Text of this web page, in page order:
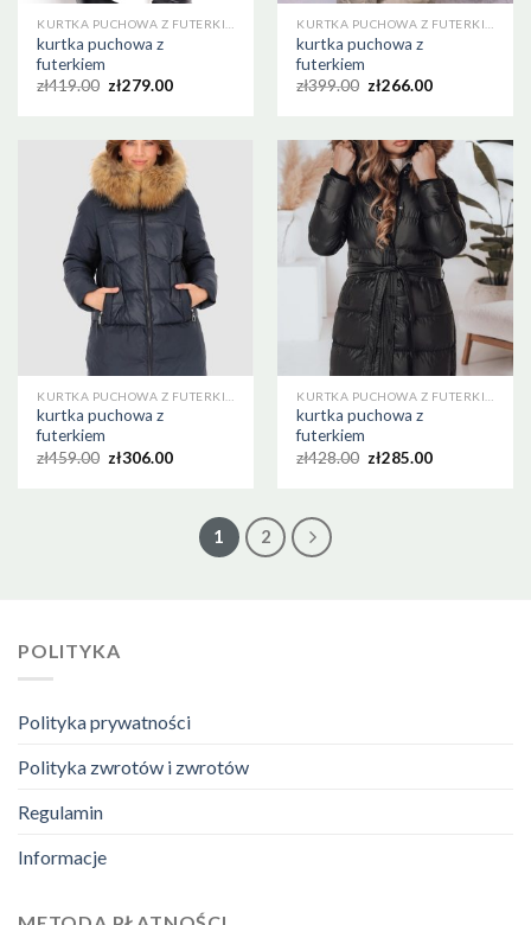
kurtka puchowa z
futerkiem
zł419.00 zł279.00
kurtka puchowa z
futerkiem
zł399.00 zł266.00
kurtka puchowa z
futerkiem
zł459.00 zł306.00
kurtka puchowa z
futerkiem
zł428.00 zł285.00
1 2
POLITYKA
Polityka prywatności
Polityka zwrotów i zwrotów
Regulamin
Informacje